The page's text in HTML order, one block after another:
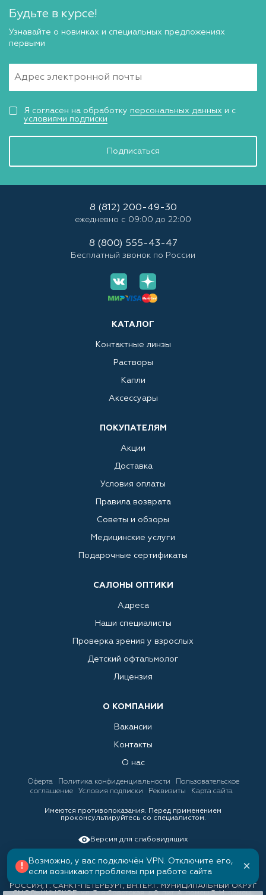
Будьте в курсе!
Узнавайте о новинках и специальных предложениях
первыми
Подписаться
Я согласен на обработку персональных данных и с
условиями подписки
КАТАЛОГ
Контактные линзы
Растворы
Капли
Аксессуары
ПОКУПАТЕЛЯМ
Акции
Доставка
Условия оплаты
Правила возврата
Советы и обзоры
Медицинские услуги
Подарочные сертификаты
САЛОНЫ ОПТИКИ
Адреса
Наши специалисты
Проверка зрения у взрослых
Детский офтальмолог
Лицензия
О КОМПАНИИ
Вакансии
Контакты
О нас
8 (812) 200-49-30
ежедневно с 09:00 до 22:00
8 (800) 555-43-47
Бесплатный звонок по России
Оферта Политика конфиденциальности
Пользовательское
соглашение
Условия подписки Реквизиты Карта сайта
Имеются противопоказания. Перед применением
проконсультируйтесь со специалистом.
Версия для слабовидящих
РОССИЯ, Г. САНКТ-ПЕТЕРБУРГ, ВН.ТЕР.Г. МУНИЦИПАЛЬНЫЙ ОКРУГ
СМОЛЬНИНСКОЕ, ул. 3-я Советская, д.9, лит. А, помещ.3-Н, помещ.
!
Возможно, у вас подключён VPN. Отключите его,
если возникают проблемы при работе сайта
×